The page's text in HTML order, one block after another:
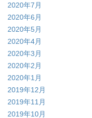
2020年7月
2020年6月
2020年5月
2020年4月
2020年3月
2020年2月
2020年1月
2019年12月
2019年11月
2019年10月